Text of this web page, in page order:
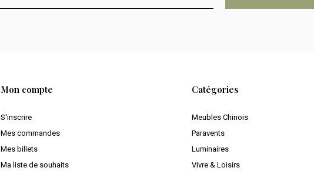
Mon compte
S'inscrire
Mes commandes
Mes billets
Ma liste de souhaits
Catégories
Meubles Chinois
Paravents
Luminaires
Vivre & Loisirs